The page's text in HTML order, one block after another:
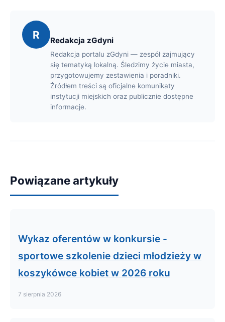
R Redakcja zGdyni
Redakcja portalu zGdyni — zespół zajmujący
się tematyką lokalną. Śledzimy życie miasta,
przygotowujemy zestawienia i poradniki.
Źródłem treści są oficjalne komunikaty
instytucji miejskich oraz publicznie dostępne
informacje.
Powiązane artykuły
Wykaz oferentów w konkursie -
sportowe szkolenie dzieci młodzieży w
koszykówce kobiet w 2026 roku
7 sierpnia 2026